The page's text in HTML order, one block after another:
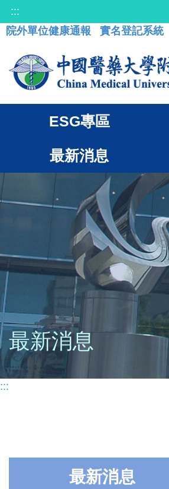
:::
院外單位健康通報
實名登記系統
ESG專區
最新消息
最新消息
:::
最新消息